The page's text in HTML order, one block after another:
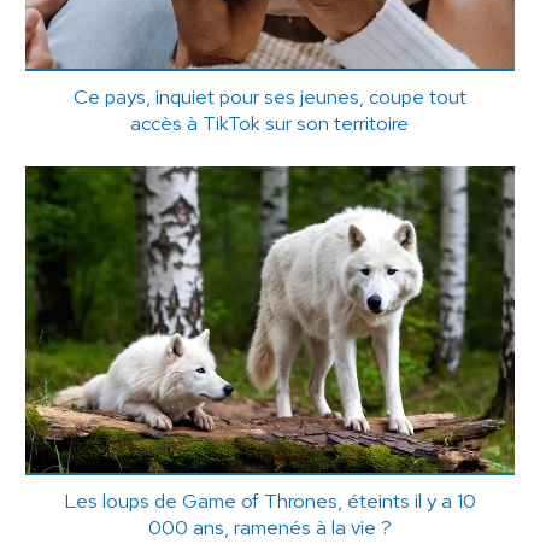
Ce pays, inquiet pour ses jeunes, coupe tout
accès à TikTok sur son territoire
Les loups de Game of Thrones, éteints il y a 10
000 ans, ramenés à la vie ?